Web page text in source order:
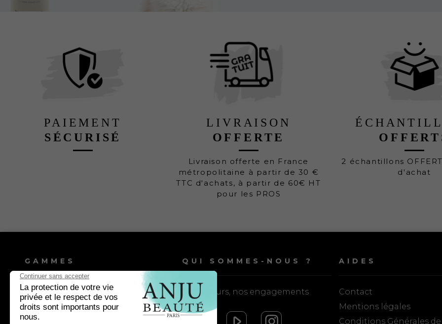
PAIEMENT
SÉCURISÉ
LIVRAISON
OFFERTE
Livraison offerte en France
métropolitaine à partir de 30 €
TTC d'achats, à partir de 60€ HT
pour les PROS
2 échantillons
d'achat
GAMMES
Shampooings chien
Shampooings chat
Lotions & après-shampooings
QUI SOMMES-NOUS ?
Nos valeurs, nos engagements
AIDES
Contact
Mentions légales
Conditions Générales